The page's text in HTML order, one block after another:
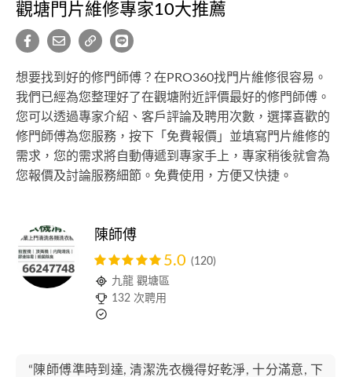
觀塘門片維修專家10大推薦
想要找到好的修門師傅？在PRO360找門片維修很容易。
我們已經為您整理好了在觀塘附近評價最好的修門師傅。
您可以透過專家介紹、客戶評論及聘用次數，選擇喜歡的
修門師傅為您服務，按下「免費報價」並填寫門片維修的
需求，您的需求將自動傳遞到專家手上，專家稍後就會為
您報價及討論服務細節。免費使用，方便又快捷。
陳師傅
5.0 (120)
九龍 觀塘區
132 次聘用
“陳師傅準時到達, 清潔洗衣機得好乾淨, 十分滿意, 下